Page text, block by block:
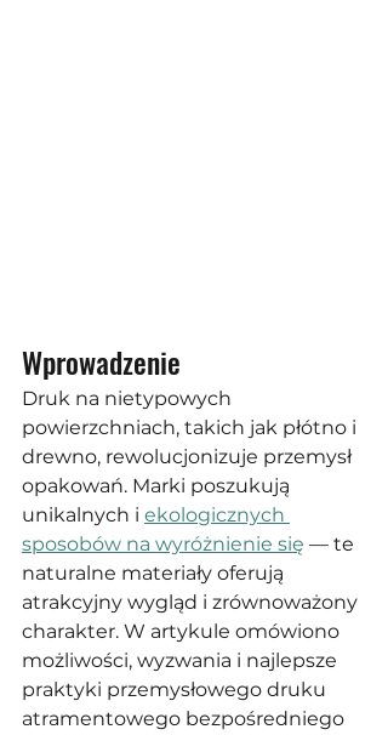
Wprowadzenie
Druk na nietypowych
powierzchniach, takich jak płótno i
drewno, rewolucjonizuje przemysł
opakowań. Marki poszukują
unikalnych i ekologicznych
sposobów na wyróżnienie się — te
naturalne materiały oferują
atrakcyjny wygląd i zrównoważony
charakter. W artykule omówiono
możliwości, wyzwania i najlepsze
praktyki przemysłowego druku
atramentowego bezpośredniego